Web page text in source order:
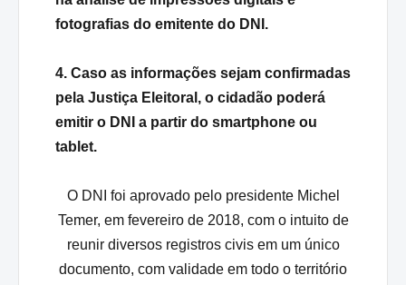
fotografias do emitente do DNI.
4. Caso as informações sejam confirmadas
pela Justiça Eleitoral, o cidadão poderá
emitir o DNI a partir do smartphone ou
tablet.
O DNI foi aprovado pelo presidente Michel
Temer, em fevereiro de 2018, com o intuito de
reunir diversos registros civis em um único
documento, com validade em todo o território